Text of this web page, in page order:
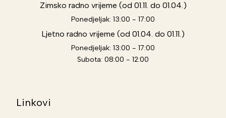
Zimsko radno vrijeme (od 01.11. do 01.04.)
Ponedjeljak: 13:00 - 17:00
Ljetno radno vrijeme (od 01.04. do 01.11.)
Ponedjeljak: 13:00 - 17:00
Subota: 08:00 - 12:00
Linkovi